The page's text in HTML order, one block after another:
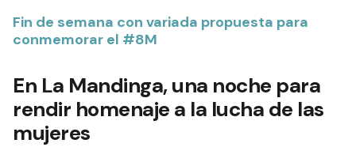
Fin de semana con variada propuesta para
conmemorar el #8M
En La Mandinga, una noche para
rendir homenaje a la lucha de las
mujeres